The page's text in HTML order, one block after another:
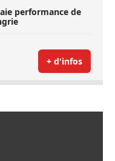
performance de
+ d'infos